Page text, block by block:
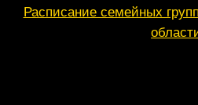
Расписание семейных